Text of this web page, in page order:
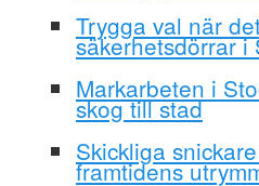
Trygga val när
säkerhetsdörrar i
Markarbeten i
skog till stad
Skickliga
framtidens